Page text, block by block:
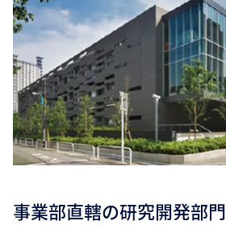
事業部直轄の研究開発部門